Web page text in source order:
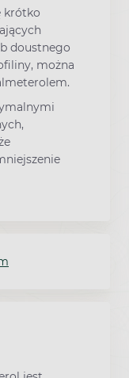
krótko
doustnego
można